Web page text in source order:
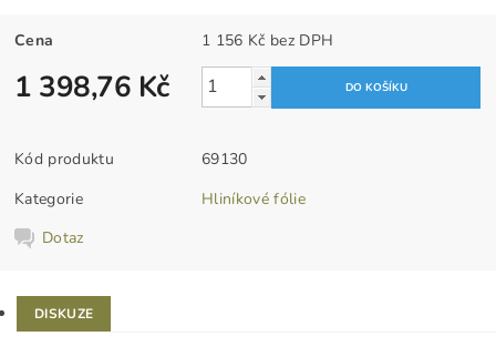
Cena 1 156 Kč bez DPH
1 398,76 Kč
Kód produktu
69130
Kategorie
Hliníkové fólie
Dotaz
DISKUZE